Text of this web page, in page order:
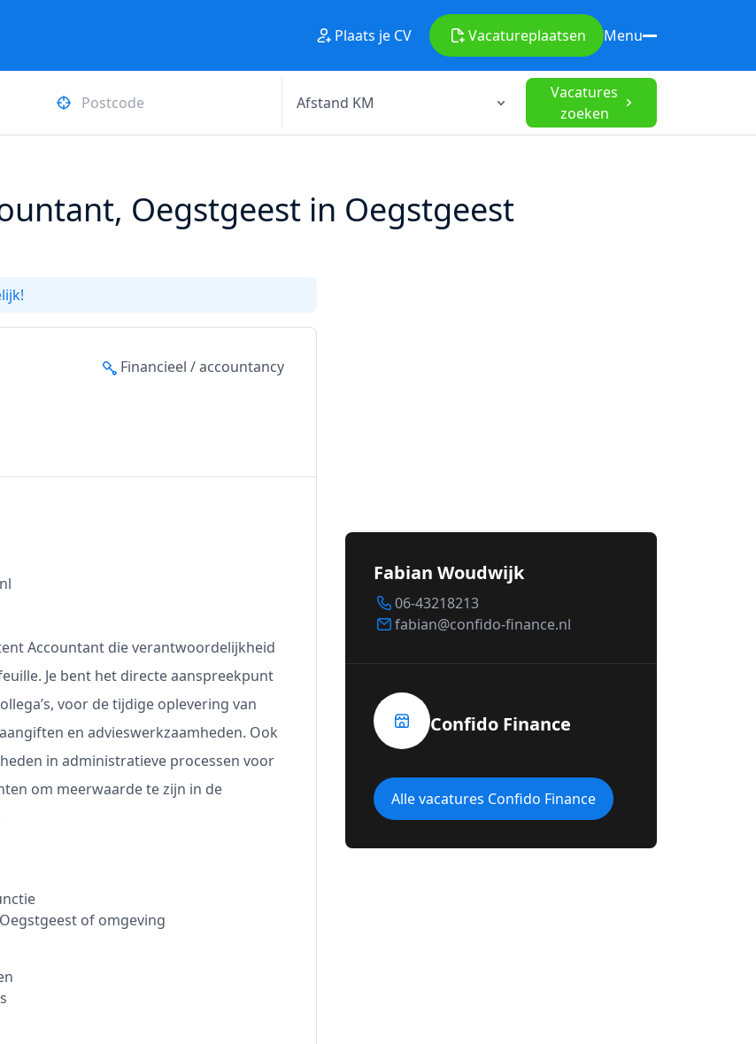
Plaats je CV Vacatureplaatsen Menu
Vacatures
zoeken
Oegstgeest in Oegstgeest
Financieel / accountancy
Accountant die verantwoordelijkheid
Je bent het directe aanspreekpunt
voor de tijdige oplevering van
en advieswerkzaamheden. Ook
in administratieve processen voor
om meerwaarde te zijn in de
of omgeving
Fabian Woudwijk
06-43218213
fabian@confido-finance.nl
Confido Finance
Alle vacatures Confido Finance